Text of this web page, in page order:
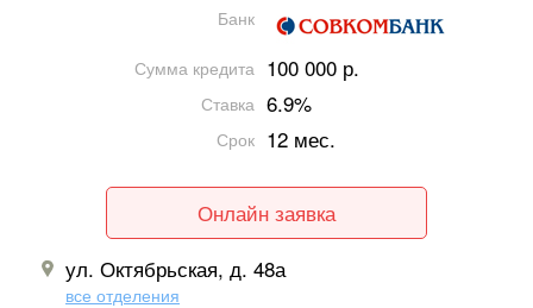
Банк
Сумма кредита 100 000 р.
Ставка 6.9%
Срок 12 мес.
Онлайн заявка
ул. Октябрьская, д. 48а
все отделения